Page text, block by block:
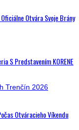
Otvára Svoje Brány
S Predstavením KORENE
Otváracieho Víkendu